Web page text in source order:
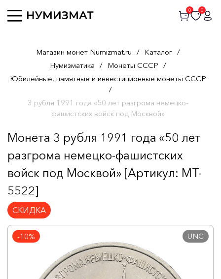
0 0
Магазин монет Numizmat.ru / Каталог /
Нумизматика / Монеты СССР /
Юбилейные, памятные и инвестиционные монеты СССР
/
3 рубля 1991 года «50 лет разгрома немецко-
фашистских войск под Москвой»
Монета 3 рубля 1991 года «50 лет
разгрома немецко-фашистских
войск под Москвой» [Артикул: MT-
5522]
СКИДКА
-10% UNC